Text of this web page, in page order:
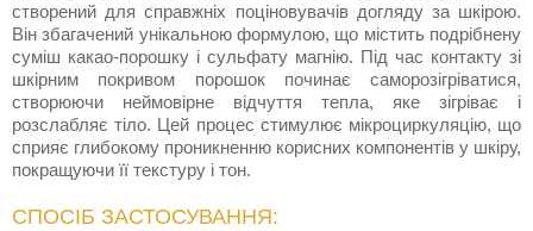
створений для справжніх поціновувачів догляду за шкірою.
Він збагачений унікальною формулою, що містить подрібнену
суміш какао-порошку і сульфату магнію. Під час контакту зі
шкірним покривом порошок починає саморозігріватися,
створюючи неймовірне відчуття тепла, яке зігріває і
розслабляє тіло. Цей процес стимулює мікроциркуляцію, що
сприяє глибокому проникненню корисних компонентів у шкіру,
покращуючи її текстуру і тон.
СПОСІБ ЗАСТОСУВАННЯ: